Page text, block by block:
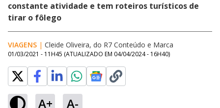
constante atividade e tem roteiros turísticos de
tirar o fôlego
VIAGENS | Cleide Oliveira, do R7 Conteúdo e Marca
01/03/2021 - 11H45 (ATUALIZADO EM 04/04/2024 - 16H40)
A+ A-